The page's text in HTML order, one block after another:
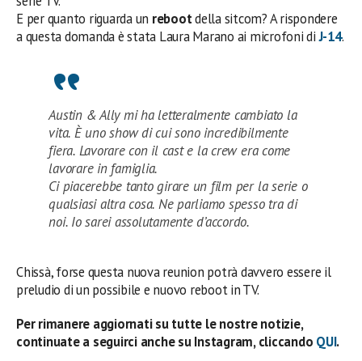
E per quanto riguarda un rebootdella sitcom? A rispondere
a questa domanda è stata Laura Marano ai microfoni diJ-14.
Austin & Ally mi ha letteralmente cambiato la
vita. È uno show di cui sono incredibilmente
fiera. Lavorare con il cast e la crew era come
lavorare in famiglia.
Ci piacerebbe tanto girare un film per la serie o
qualsiasi altra cosa. Ne parliamo spesso tra di
noi. Io sarei assolutamente d’accordo.
Chissà, forse questa nuova reunion potrà davvero essere il
preludio di un possibile e nuovo reboot in TV.
Per rimanere aggiornati su tutte le nostre notizie,
continuate a seguirci anche su Instagram, cliccando QUI.